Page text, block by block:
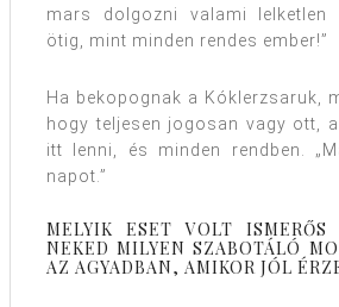
mars dolgozni valami lelketlen
ötig, mint minden rendes ember!”
Ha bekopognak a Kóklerzsaruk,
hogy teljesen jogosan vagy ott,
itt lenni, és minden rendben.
napot.”
MELYIK ESET VOLT
NEKED MILYEN SZABOTÁLÓ
AZ AGYADBAN, AMIKOR JÓL